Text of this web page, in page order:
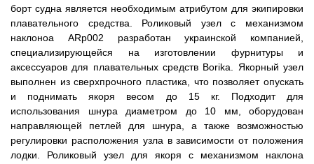
борт судна является необходимым атрибутом для экипировки
плавательного средства. Роликовый узел с механизмом
наклоноа ARp002 разработан украинской компанией,
специализирующейся на изготовлении фурнитуры и
аксессуаров для плавательных средств Borika. Якорный узел
выполнен из сверхпрочного пластика, что позволяет опускать
и поднимать якоря весом до 15 кг. Подходит для
использования шнура диаметром до 10 мм, оборудован
направляющей петлей для шнура, а также возможностью
регулировки расположения узла в зависимости от положения
лодки. Роликовый узел для якоря с механизмом наклона